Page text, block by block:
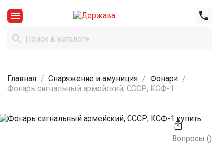



Главная Снаряжение и амуниция
Фонари
Фонарь сигнальный армейский, СССР, КСФ-1

Вопросы ()